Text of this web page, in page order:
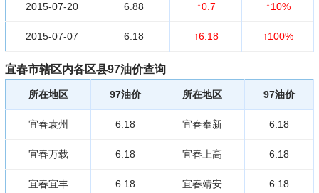
2015-07-20 6.88 ↑0.7 ↑10%
2015-07-07 6.18 ↑6.18 ↑100%
宜春市辖区内各区县97油价查询
所在地区 97油价 所在地区 97油价
宜春袁州 6.18 宜春奉新 6.18
宜春万载 6.18 宜春上高 6.18
宜春宜丰 6.18 宜春靖安 6.18